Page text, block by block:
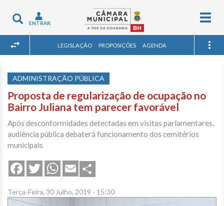
Toggle
navigation
ENTRAR
LEGISLAÇÃO PROPOSIÇÕES AGENDA
ADMINISTRAÇÃO PÚBLICA
Proposta de regularização de ocupação no
Bairro Juliana tem parecer favorável
Após desconformidades detectadas em visitas parlamentares,
audiência pública debaterá funcionamento dos cemitérios
municipais
FacebookTwitterWhatsApp
Email
Terça-Feira, 30 Julho, 2019 - 15:30